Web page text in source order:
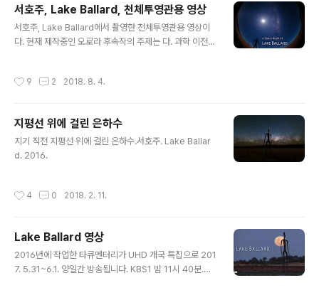
서호주, Lake Ballard, 천체투영관용 영상
서호주, Lake Ballard에서 촬영한 천체투영관용 영상이
다. 현재 제작중인 오로라 후속작의 주제는 다. 과학 이전
문을 던지는 영상이 도입부에 필요했다. 처음 촬영하려고
안개가 매우 심하게 끼는 지역이라 어떻게 촬영한다 하더
라도 CG 수준의 후반작업이 필요했다. 토머스 하디의 마
지막 부분에 테스가 잡혀가는 장소가 바로 스톤헨지인데,
었는데) 울타리가 생기고 정..
9 2 2018. 8. 4.
지평선 위에 걸린 은하수
지기 직전 지평선 위에 걸린 은하수.서호주. Lake Ballar
d. 2016.
4 0 2018. 2. 11.
Lake Ballard 영상
2016년에 작업한 타큐멘터리가 UHD 개국 특집으로 201
7. 5.31~6.1. 양일간 방송됩니다. KBS1 밤 11시 40분.제